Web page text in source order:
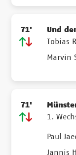
71'
Und
Tobias
Marvin
71'
1.
Paul
Jannis